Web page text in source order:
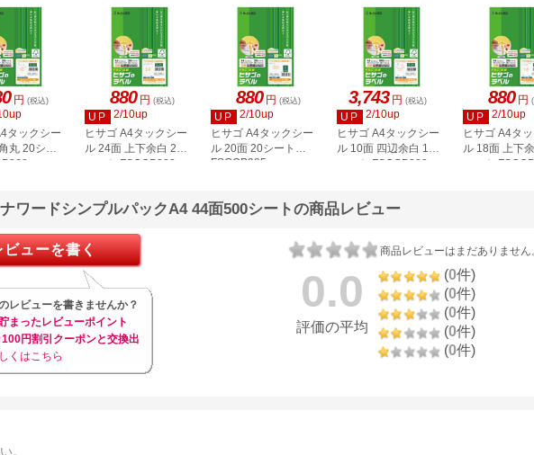
円 (税込)
タックシー
丸 20シー
880 円 (税込)
UP
2/10up
ヒサゴ A4タックシー
ル 24面 上下余白 20
シート FSCOP883
880 円 (税込)
UP
2/10up
ヒサゴ A4タックシー
ル 20面 20シート
FSCOP985
3,743 円 (税込)
UP
2/10up
ヒサゴ A4タックシー
ル 10面 四辺余白 100
シート FSCGB888
880 円
UP
2/10up
ヒサゴ A4タ
ル 18面 上下
シート
ワードシンプルパックA4 44面500シートの商品レビュー
商品レビューはまだありません
0.0
評価の平均
(0件)
(0件)
(0件)
(0件)
(0件)
ビューを書く
レビューを書きませんか？
まったレビューポイント
円割引クーポンと交換出
くはこちら
。